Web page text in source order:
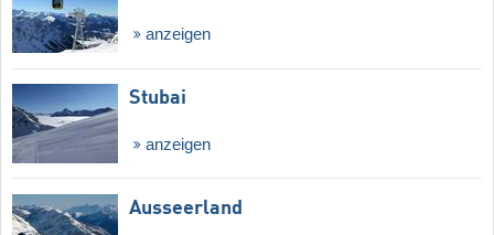
anzeigen
Stubai
anzeigen
Ausseerland